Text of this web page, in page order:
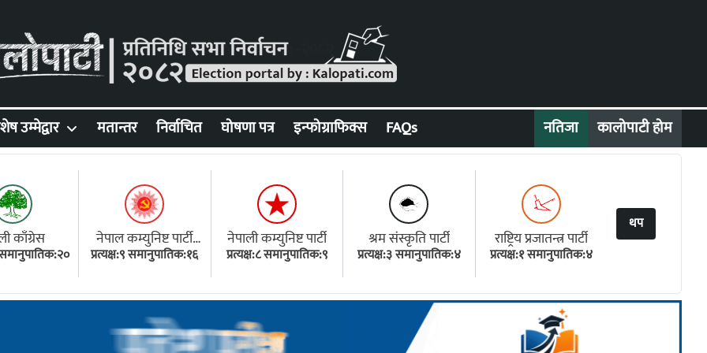
नतिजा कालोपाटी होम
उम्मेद्वार मतान्तर निर्वाचित घोषणा पत्र इन्फोग्राफिक्स FAQs
काँग्रेस
समानुपातिक:२०
नेपाल कम्युनिष्ट पार्टी
(एमाले)
प्रत्यक्ष:९ समानुपातिक:१६
नेपाली कम्युनिष्ट पार्टी
प्रत्यक्ष:८ समानुपातिक:९
श्रम संस्कृति पार्टी
प्रत्यक्ष:३ समानुपातिक:४
राष्ट्रिय प्रजातन्त्र पार्टी
प्रत्यक्ष:१ समानुपातिक:४
थप